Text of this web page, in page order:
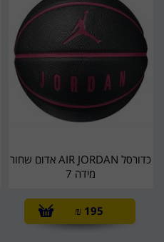
כדורסל AIR JORDAN אדום שחור
מידה 7
195
₪